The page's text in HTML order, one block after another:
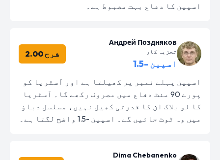
اسپین کا دفاع بہت مضبوط ہے۔
Андрей Поздняков
تجزیہ کار
اسپین -1.5
شرح 2.00
اسپین پہلے نمبر پر کھیلتا ہے اور آسٹریا کو
پورے 90 منٹ دفاع میں مصروف رکھے گا۔ آسٹریا
کا لو بلاک ان کا قدرتی کھیل نہیں، مسلسل دباؤ
میں وہ ٹوٹ جائیں گے۔ اسپین -1.5 واضح لگتا ہے۔
Dima Chebanenko